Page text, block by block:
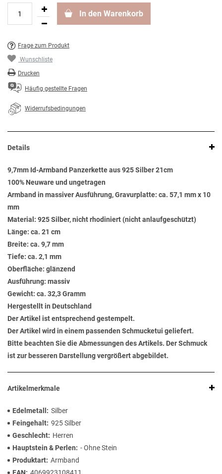
In den Warenkorb
Frage zum Produkt
Wunschliste
Drucken
Häufig gestellte Fragen
Widerrufsbedingungen
Details
9,7mm Id-Armband Panzerkette aus 925 Silber 21cm
100% Neuware und ungetragen
Armband in massiver Ausführung, Gravurplatte: ca. 57,1 mm x 10
mm
Material: 925 Silber, nicht rhodiniert (nicht anlaufgeschützt)
Länge: ca. 21 cm
Breite: ca. 9,7 mm
Tiefe: ca. 2,1 mm
Oberfläche: glänzend
Ausführung: massiv
Gewicht: ca. 32,3 Gramm
Hergestellt in Deutschland
Der Artikel ist entsprechend gestempelt.
Der Artikel wird in einem passenden Schmucketui geliefert.
Bitte beachten Sie die Abmessungen des Artikels. Der Schmuck
ist zur besseren Darstellung vergrößert abgebildet.
Artikelmerkmale
Edelmetall
Silber
Feingehalt 925 Silber
Geschlecht
Herren
Hauptstein & Perlen
- Ohne Stein
Produktart Armband